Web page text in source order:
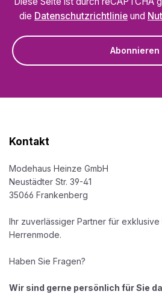
die Datenschutzrichtlinie und
Abonnieren
Kontakt
Modehaus Heinze GmbH
Neustädter Str. 39-41
35066 Frankenberg
Ihr zuverlässiger Partner für exklusive
Herrenmode.
Haben Sie Fragen?
Wir sind gerne persönlich für Sie